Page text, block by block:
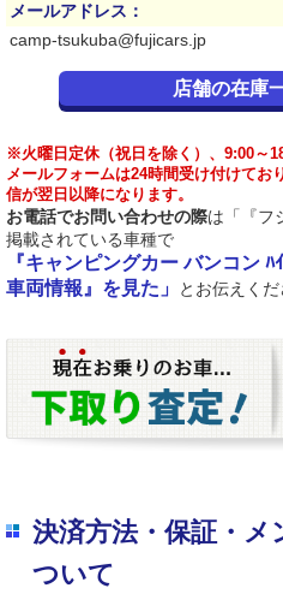
メールアドレス：
camp-tsukuba@fujicars.jp
店舗の在庫
※火曜日定休（祝日を除く）、9:00～
メールフォームは24時間受け付けてお
信が翌日以降になります。
お電話でお問い合わせの際は「『フ
掲載されている車種で
『キャンピングカー バンコン ﾊ
車両情報』を見た」
とお伝えくだ
決済方法・保証・
ついて